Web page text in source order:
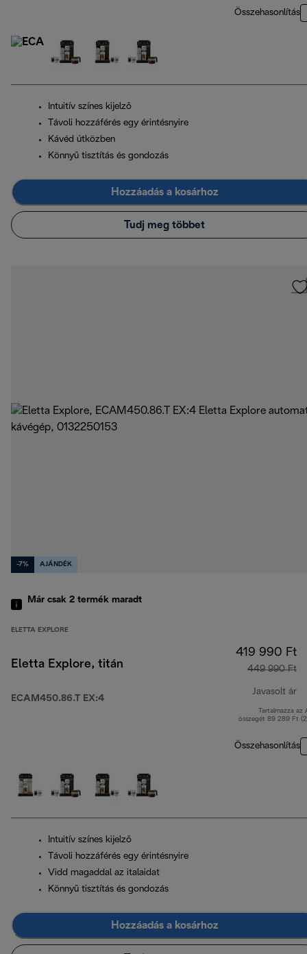
Összehasonlítás
Intuitív színes kijelző
Távoli hozzáférés egy érintésnyire
Kávéd útközben
Könnyű tisztítás és gondozás
Hozzáadás a kosárhoz
Tudj meg többet
-7% AJÁNDÉK
Már csak 2 termék maradt
ELETTA EXPLORE
Eletta Explore, titán
ECAM450.86.T EX:4
419 990 Ft
449 990 Ft
Javasolt ár
Tartalmazza az
összegét 89 289 Ft
Összehasonlítás
Intuitív színes kijelző
Távoli hozzáférés egy érintésnyire
Vidd magaddal az italaidat
Könnyű tisztítás és gondozás
Hozzáadás a kosárhoz